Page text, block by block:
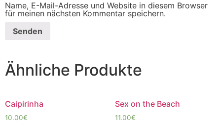
Name, E-Mail-Adresse und Website in diesem Browser
für meinen nächsten Kommentar speichern.
Ähnliche Produkte
Caipirinha
10.00€
Sex on the Beach
11.00€